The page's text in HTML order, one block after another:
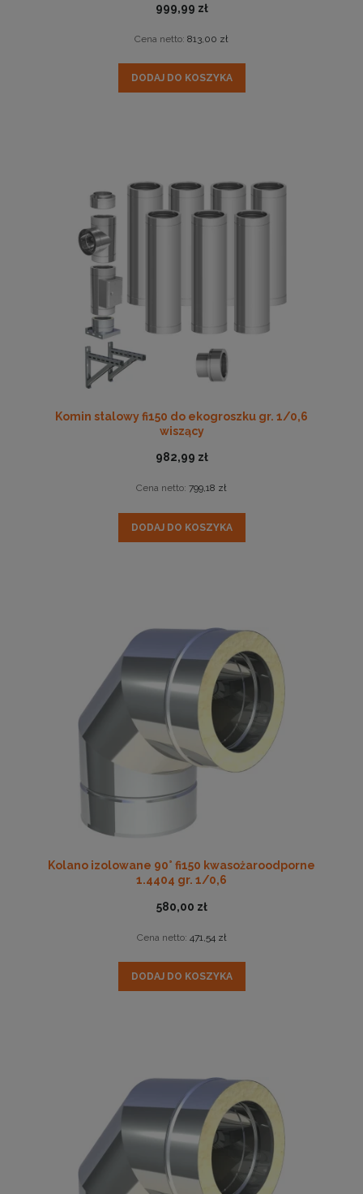
999,99 zł
Cena netto: 813,00 zł
DODAJ DO KOSZYKA
Komin stalowy fi150 do ekogroszku gr. 1/0,6
wiszący
982,99 zł
Cena netto: 799,18 zł
DODAJ DO KOSZYKA
Kolano izolowane 90° fi150 kwasożaroodporne
1.4404 gr. 1/0,6
580,00 zł
Cena netto: 471,54 zł
DODAJ DO KOSZYKA